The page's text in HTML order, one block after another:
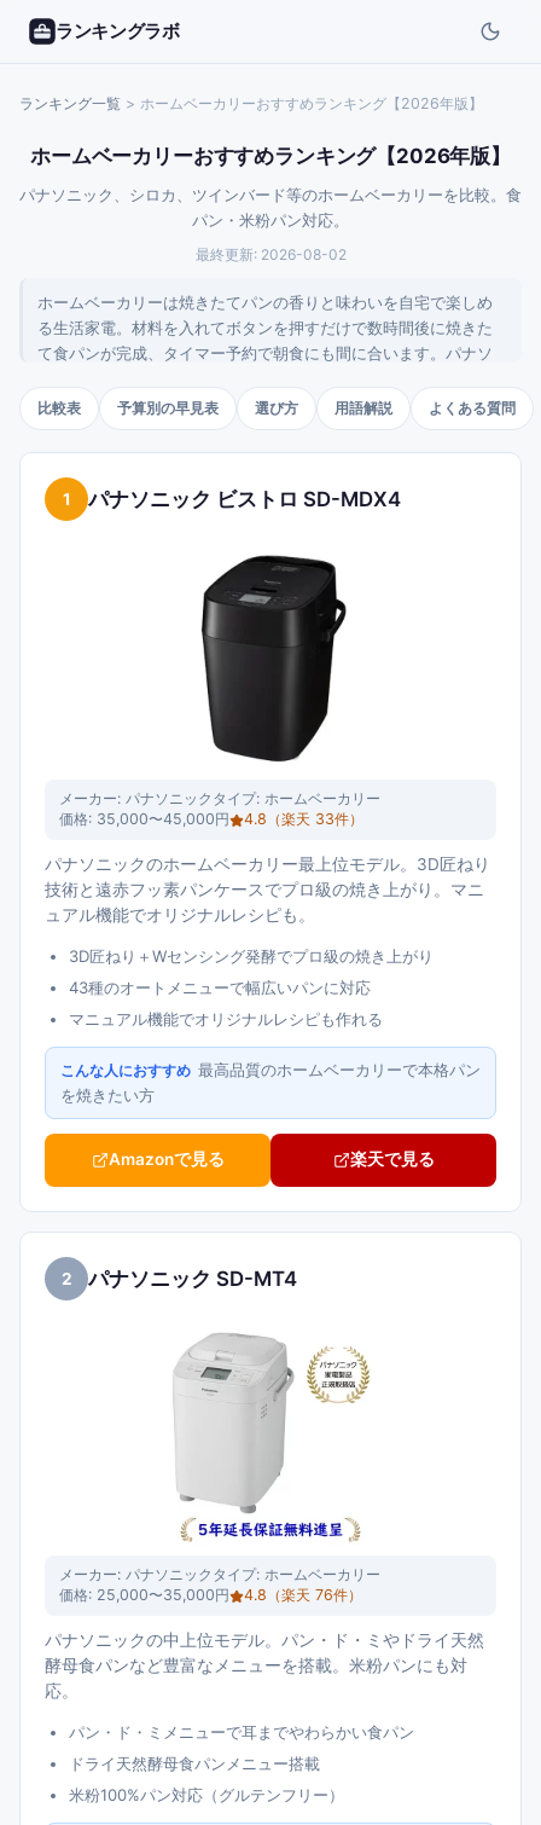
ランキングラボ
ランキング一覧 > ホームベーカリーおすすめランキング【2026年版】
ホームベーカリーおすすめランキング【2026年版】
パナソニック、シロカ、ツインバード等のホームベーカリーを比較。食
パン・米粉パン対応。
最終更新: 2026-08-02
ホームベーカリーは焼きたてパンの香りと味わいを自宅で楽しめ
る生活家電。材料を入れてボタンを押すだけで数時間後に焼きた
て食パンが完成、タイマー予約で朝食にも間に合います。パナソ
ド・アイリスオーヤマが中核で、米粉パン・低糖質パン・天然酵
母など健康志向メニューも充実。このページでは用途別に整理し
ました。
比較表 予算別の早見表 選び方 用語解説 よくある質問
1 パナソニック ビストロ SD-MDX4
メーカー: パナソニック タイプ: ホームベーカリー
価格: 35,000〜45,000円 4.8 （楽天 33件）
パナソニックのホームベーカリー最上位モデル。3D匠ねり
技術と遠赤フッ素パンケースでプロ級の焼き上がり。マニ
ュアル機能でオリジナルレシピも。
3D匠ねり＋Wセンシング発酵でプロ級の焼き上がり
43種のオートメニューで幅広いパンに対応
マニュアル機能でオリジナルレシピも作れる
こんな人におすすめ 最高品質のホームベーカリーで本格パン
を焼きたい方
Amazonで見る 楽天で見る
2 パナソニック SD-MT4
メーカー: パナソニック タイプ: ホームベーカリー
価格: 25,000〜35,000円 4.8 （楽天 76件）
パナソニックの中上位モデル。パン・ド・ミやドライ天然
酵母食パンなど豊富なメニューを搭載。米粉パンにも対
応。
パン・ド・ミメニューで耳までやわらかい食パン
ドライ天然酵母食パンメニュー搭載
米粉100%パン対応（グルテンフリー）